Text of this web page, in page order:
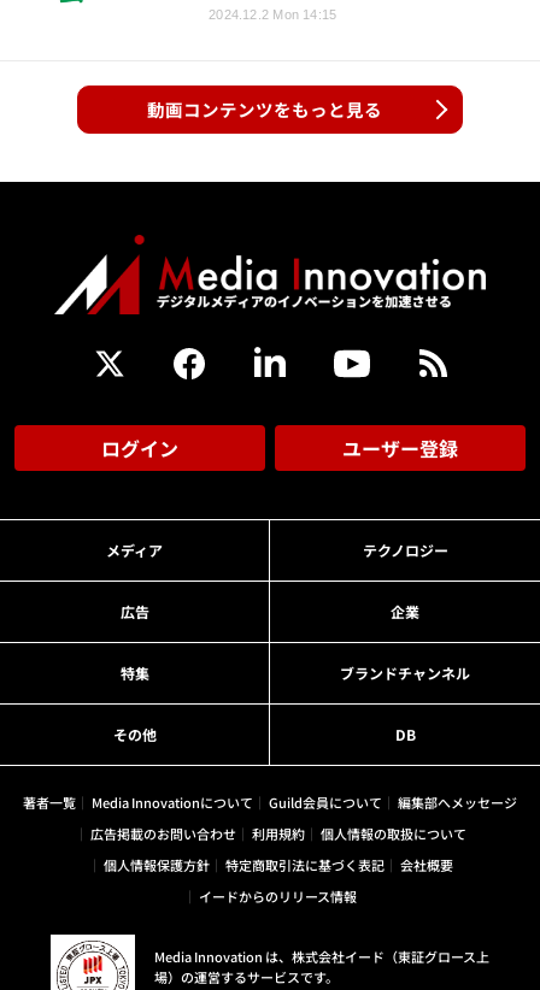
2024.12.2 Mon 14:15
動画コンテンツをもっと見る
ログイン ユーザー登録
メディア テクノロジー
広告 企業
特集 ブランドチャンネル
その他 DB
著者一覧 Media Innovationについて Guild会員について
編集部へメッセージ
広告掲載のお問い合わせ
利用規約
個人情報の取扱について
個人情報保護方針
特定商取引法に基づく表記
会社概要
イードからのリリース情報
Media Innovation は、株式会社イード（東証グロース上
場）の運営するサービスです。